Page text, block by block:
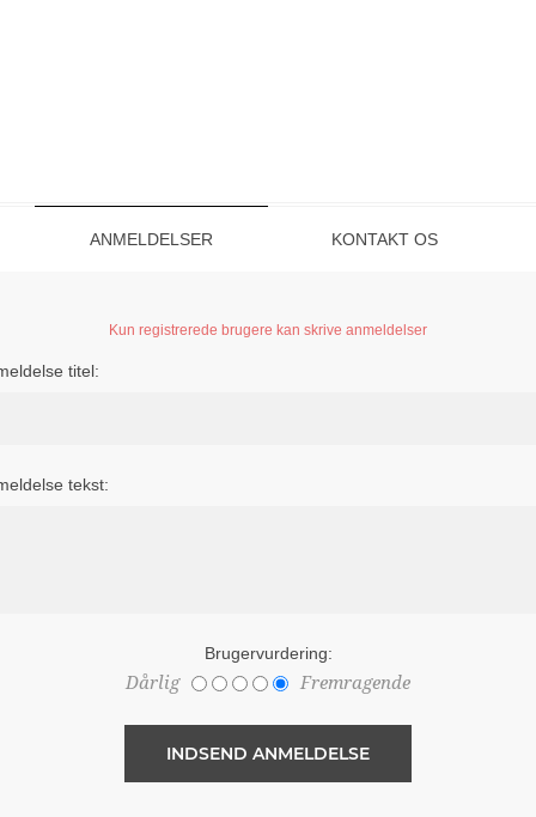
ANMELDELSER KONTAKT OS
Kun registrerede brugere kan skrive anmeldelser
titel:
tekst:
Brugervurdering:
Dårlig Fremragende